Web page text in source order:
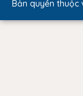
Bản quyền thuộc